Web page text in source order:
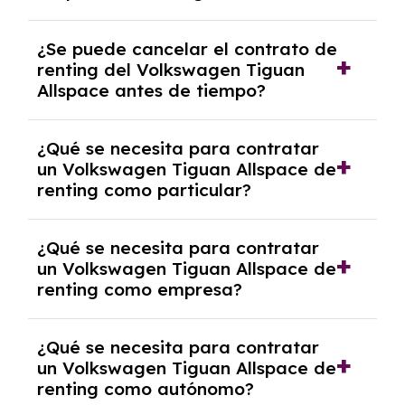
tendrás que pagar ningún tipo de entrada
salvo en casos que lo exija el proveedor
debido al resultado del estudio de viabilidad
económica.
¿Se puede cancelar el contrato de
renting del Volkswagen Tiguan
Allspace antes de tiempo?
pero puede haber penalizaciones por
cancelación anticipada. Es importante revisar
las condiciones del contrato y hablar con un
experto que te asesore.
¿Qué se necesita para contratar
un Volkswagen Tiguan Allspace de
renting como particular?
y, en algunos casos, una consulta de solvencia
crediticia y un pago inicial.
¿Qué se necesita para contratar
un Volkswagen Tiguan Allspace de
renting como empresa?
documentación financiera y, en algunos
casos, un informe de solvencia de la empresa
y un pago inicial.
¿Qué se necesita para contratar
un Volkswagen Tiguan Allspace de
renting como autónomo?